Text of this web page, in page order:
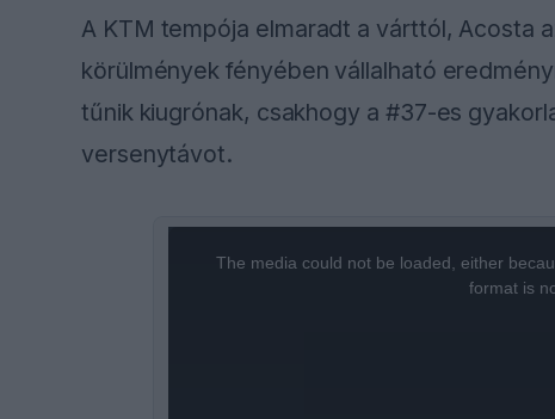
A KTM tempója elmaradt a várttól, Acosta
körülmények fényében vállalható
tűnik kiugrónak, csakhogy a #37-es
versenytávot.
The media could not be loaded, either
format is